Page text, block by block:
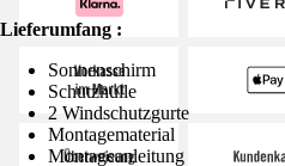
Lieferumfang :
Sonnenschirm
Schutzhülle
2 Windschutzgurte
Montagematerial
Montageanleitung